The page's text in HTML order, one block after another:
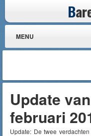
B
MENU
Update
februari
Update: De twee